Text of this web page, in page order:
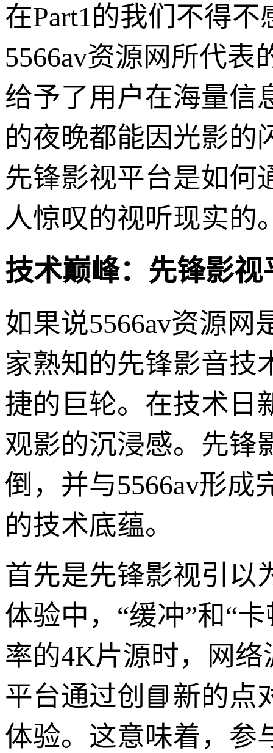
在Part1的我们不得
5566av资源网所代表
给予了用户在海量信
的夜晚都能因光影的
先锋影视平台是如何
人惊叹的视听现实的
技术巅峰：先锋影
如果说5566av资源
家熟知的先锋影音技
捷的巨轮。在技术日
观影的沉浸感。先锋
倒，并与5566av形
的技术底蕴。
首先是先锋影视引以
体验中，“缓冲”和“
率的4K片源时，网
平台通过创📘新的点
体验。这意味着，参